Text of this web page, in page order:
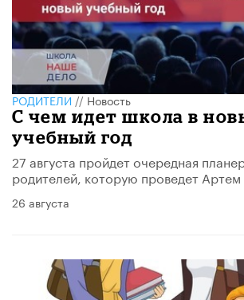
РОДИТЕЛИ//Новость
С чем идет школа в
учебный год
27 августа пройдет очередная
родителей, которую проведет Артем
26 августа